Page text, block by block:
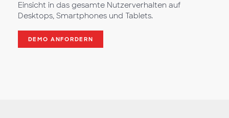
Einsicht in das gesamte Nutzerverhalten auf
Desktops, Smartphones und Tablets.
DEMO ANFORDERN